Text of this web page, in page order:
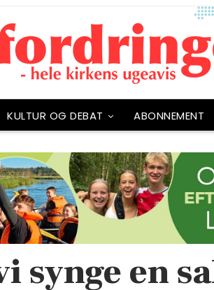
KULTUR OG DEBAT ABONNEMENT
synge en